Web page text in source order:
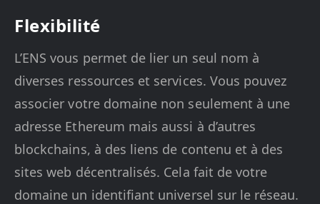
Flexibilité
L’ENS vous permet de lier un seul nom à
diverses ressources et services. Vous pouvez
associer votre domaine non seulement à une
adresse Ethereum mais aussi à d’autres
blockchains, à des liens de contenu et à des
sites web décentralisés. Cela fait de votre
domaine un identifiant universel sur le réseau.